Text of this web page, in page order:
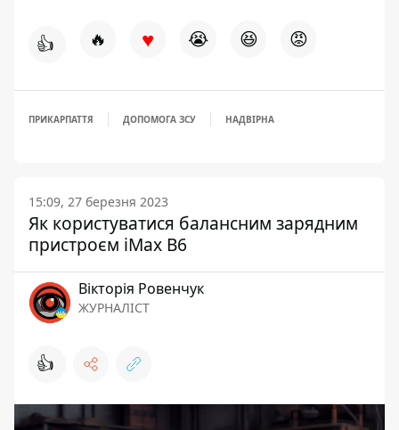
👍 🔥 ♥ 😭 😆 😡
ПРИКАРПАТТЯ ДОПОМОГА ЗСУ НАДВІРНА
15:09, 27 березня 2023
Як користуватися балансним зарядним
пристроєм iMax B6
Вікторія Ровенчук
ЖУРНАЛІСТ
👍